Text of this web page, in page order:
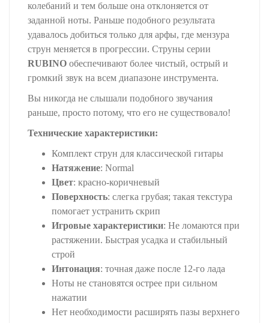
колебаний и тем больше она отклоняется от
заданной ноты. Раньше подобного результата
удавалось добиться только для арфы, где мензура
струн меняется в прогрессии. Струны серии
RUBINO обеспечивают более чистый, острый и
громкий звук на всем диапазоне инструмента.
Вы никогда не слышали подобного звучания
раньше, просто потому, что его не существовало!
Технические характеристики:
Комплект струн для классической гитары
Натяжение: Normal
Цвет: красно-коричневый
Поверхность: слегка грубая; такая текстура
помогает устранить скрип
Игровые характеристики: Не ломаются при
растяжении. Быстрая усадка и стабильный
строй
Интонация: точная даже после 12-го лада
Ноты не становятся острее при сильном
нажатии
Нет необходимости расширять пазы верхнего